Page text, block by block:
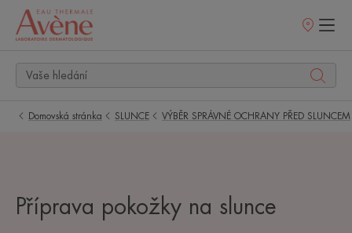
Prodejní
Domovská stránka SLUNCE VÝBĚR SPRÁVNÉ OCHRANY PŘED SLUNCEM
Příprava pokožky na slunce